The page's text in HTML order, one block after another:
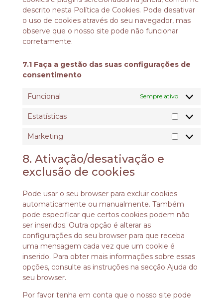
descrito nesta Política de Cookies. Pode desativar
o uso de cookies através do seu navegador, mas
observe que o nosso site pode não funcionar
corretamente.
7.1 Faça a gestão das suas configurações de
consentimento
Funcional Sempre ativo
Estatísticas
Marketing
8. Ativação/desativação e
exclusão de cookies
Pode usar o seu browser para excluir cookies
automaticamente ou manualmente. Também
pode especificar que certos cookies podem não
ser inseridos. Outra opção é alterar as
configurações do seu browser para que receba
uma mensagem cada vez que um cookie é
inserido. Para obter mais informações sobre essas
opções, consulte as instruções na secção Ajuda do
seu browser.
Por favor tenha em conta que o nosso site pode